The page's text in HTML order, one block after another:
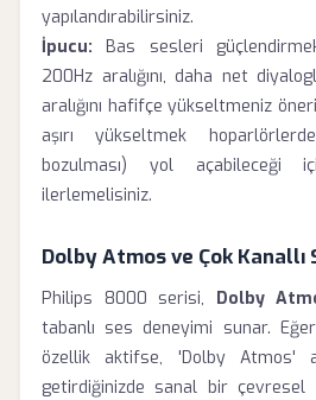
yapılandırabilirsiniz.
İpucu: Bas sesleri
200Hz aralığını, daha net
aralığını hafifçe yükseltmeniz
aşırı yükseltmek
bozulması) yol açabileceği
ilerlemelisiniz.
Dolby Atmos ve Çok Kanallı
Philips 8000 serisi, Dolby
tabanlı ses deneyimi sunar.
özellik aktifse, 'Dolby Atmos'
getirdiğinizde sanal bir